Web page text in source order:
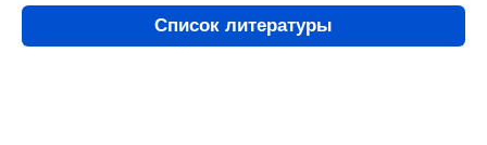
Список литературы